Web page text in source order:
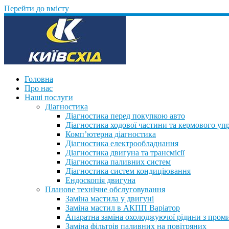
Перейти до вмісту
Головна
Про нас
Наші послуги
Діагностика
Діагностика перед покупкою авто
Діагностика ходової частини та кермового
Комп’ютерна діагностика
Діагностика електрообладнання
Діагностика двигуна та трансмісії
Діагностика паливних систем
Діагностика систем кондиціювання
Ендоскопія двигуна
Планове технічне обслуговування
Заміна мастила у двигуні
Заміна мастил в АКПП Варіатор
Апаратна заміна охолоджуючої рідини з
Заміна фільтрів паливних на повітряних